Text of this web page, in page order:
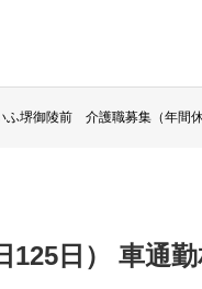
ふ堺御陵前 介護職募集（年間
日） 車通